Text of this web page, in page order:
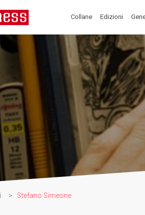
Collane Edizioni
> Stefano Simeone